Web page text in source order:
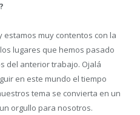
muy contentos con la
lugares que hemos pasado
del anterior trabajo. Ojalá
en este mundo el tiempo
tema se convierta en un
orgullo para nosotros.